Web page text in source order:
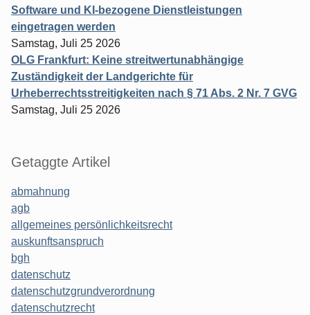
Software und KI-bezogene Dienstleistungen
eingetragen werden
Samstag, Juli 25 2026
OLG Frankfurt: Keine streitwertunabhängige
Zuständigkeit der Landgerichte für
Urheberrechtsstreitigkeiten nach § 71 Abs. 2 Nr. 7 GVG
Samstag, Juli 25 2026
Getaggte Artikel
abmahnung
agb
allgemeines persönlichkeitsrecht
auskunftsanspruch
bgh
datenschutz
datenschutzgrundverordnung
datenschutzrecht